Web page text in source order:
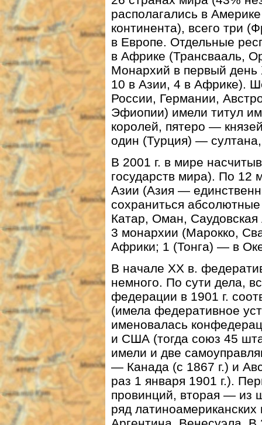
располагались в
континента), всего три
в Европе. Отдельные
в Африке (Трансвааль,
Монархий в первый
10 в Азии, 4 в Африке).
России, Германии,
Эфиопии) имели титул
королей, пятеро —
один (Турция) —
В 2001 г. в мире
государств мира). По 12
Азии (Азия —
сохраниться
Катар, Оман,
3 монархии (Марокко,
Африки; 1 (Тонга) — в
В начале ХХ в.
немного. По сути дела,
федерации в 1901 г.
(имела федеративное
именовалась
и США (тогда союз 45
имели и две
— Канада (с 1867 г.) и
раз 1 января 1901 г.).
провинций, вторая — из
ряд